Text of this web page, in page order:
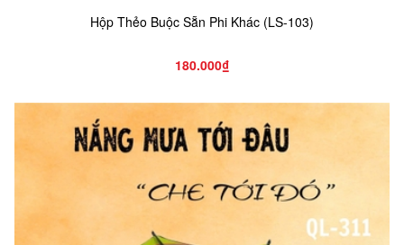
Hộp Thẻo Buộc Sẵn Phi Khác (LS-103)
180.000₫